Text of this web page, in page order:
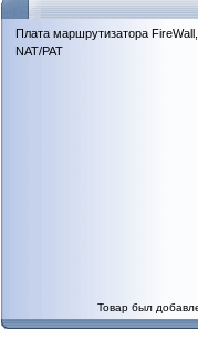
Плата маршрутизатора FireWall,
NAT/PAT
Товар был